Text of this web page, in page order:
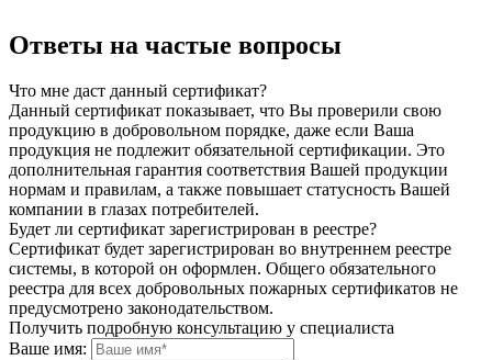
Ответы на частые вопросы
Что мне даст данный сертификат?
Данный сертификат показывает, что Вы проверили свою
продукцию в добровольном порядке, даже если Ваша
продукция не подлежит обязательной сертификации. Это
дополнительная гарантия соответствия Вашей продукции
нормам и правилам, а также повышает статусность Вашей
компании в глазах потребителей.
Будет ли сертификат зарегистрирован в реестре?
Сертификат будет зарегистрирован во внутреннем реестре
системы, в которой он оформлен. Общего обязательного
реестра для всех добровольных пожарных сертификатов не
предусмотрено законодательством.
Получить подробную консультацию у специалиста
Ваше имя: